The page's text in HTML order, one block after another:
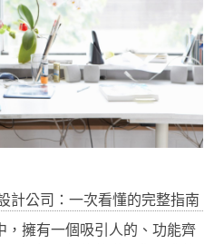
計公司：一次看懂的完整指南
擁有一個吸引人的、功能齊